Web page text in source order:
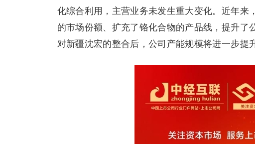
化综合利用，主营业务未发生重大变化。近年来
的市场份额、扩充了铬化合物的产品线，提升
对新疆沈宏的整合后，公司产能规模将进一步提